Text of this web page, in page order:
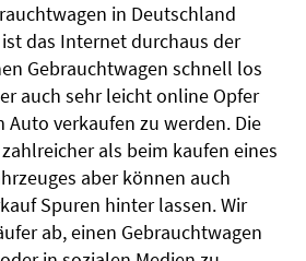
in Deutschland
das Internet durchaus der
Gebrauchtwagen schnell los
auch sehr leicht online Opfer
Auto verkaufen zu werden. Die
als beim kaufen eines
aber können auch
Spuren hinter lassen. Wir
ab, einen Gebrauchtwagen